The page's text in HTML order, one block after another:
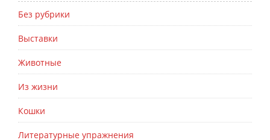
Без рубрики
Выставки
Животные
Из жизни
Кошки
Литературные упражнения